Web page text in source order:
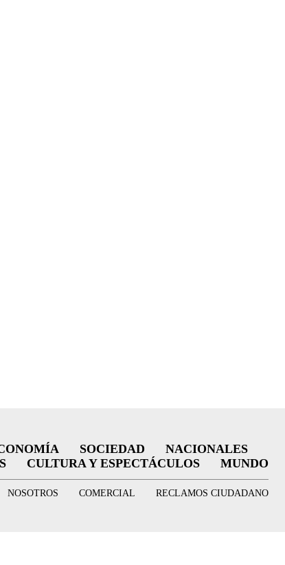
SOCIEDAD
NACIONALES
CULTURA Y ESPECTÁCULOS MUNDO
NOSOTROS COMERCIAL RECLAMOS CIUDADANO